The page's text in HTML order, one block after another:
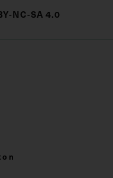
NC-SA 4.0